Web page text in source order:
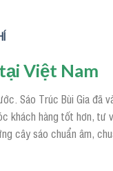
Việt Nam
Sáo Trúc Bùi Gia đã
khách hàng tốt hơn,
cây sáo chuẩn âm,